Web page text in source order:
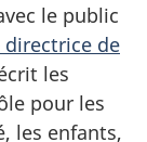
le public
directrice de
les
pour les
les enfants,